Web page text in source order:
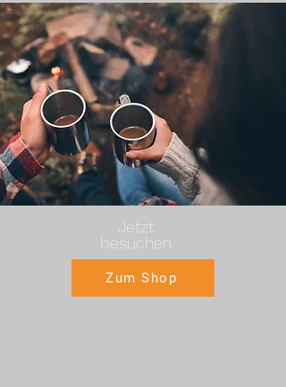
Jetzt
besuchen
Zum Shop